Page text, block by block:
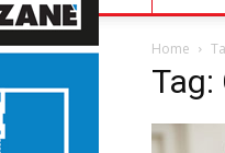
Home
Tag: